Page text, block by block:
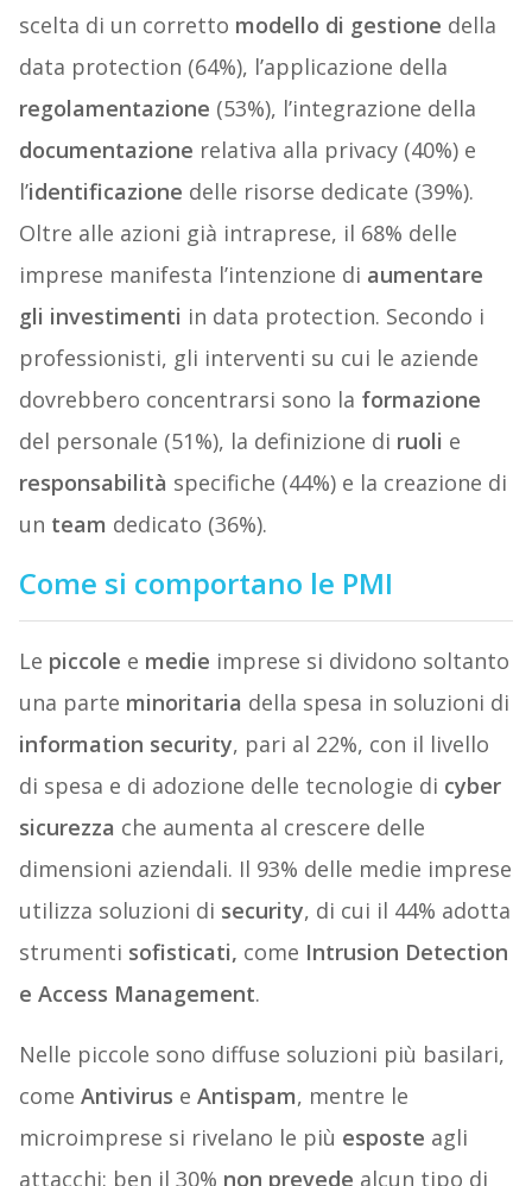
scelta di un corretto modello di gestione della
data protection (64%), l’applicazione della
regolamentazione (53%), l’integrazione della
documentazione relativa alla privacy (40%) e
l’identificazione delle risorse dedicate (39%).
Oltre alle azioni già intraprese, il 68% delle
imprese manifesta l’intenzione di aumentare
gli investimenti in data protection. Secondo i
professionisti, gli interventi su cui le aziende
dovrebbero concentrarsi sono la formazione
del personale (51%), la definizione di ruoli e
responsabilità specifiche (44%) e la creazione di
un team dedicato (36%).
Come si comportano le PMI
Le piccole e medie imprese si dividono soltanto
una parte minoritaria della spesa in soluzioni di
information security, pari al 22%, con il livello
di spesa e di adozione delle tecnologie di cyber
sicurezza che aumenta al crescere delle
dimensioni aziendali. Il 93% delle medie imprese
utilizza soluzioni di security, di cui il 44% adotta
strumenti sofisticati, come Intrusion Detection
e Access Management.
Nelle piccole sono diffuse soluzioni più basilari,
come Antivirus e Antispam, mentre le
microimprese si rivelano le più esposte agli
attacchi: ben il 30% non prevede alcun tipo di